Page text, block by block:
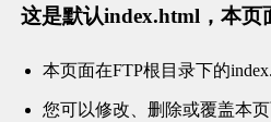
这是默认index.html，本页
本页面在FTP根目录下的
您可以修改、删除或覆盖本